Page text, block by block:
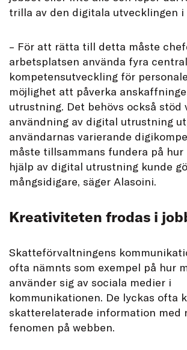
trilla av den digitala utvecklingen i
– För att rätta till detta måste
arbetsplatsen använda fyra
kompetensutveckling för
möjlighet att påverka
utrustning. Det behövs också stöd
användning av digital utrustning
användarnas varierande
måste tillsammans fundera på hur
hjälp av digital utrustning kunde
mångsidigare, säger Alasoini.
Kreativiteten frodas i
Skatteförvaltningens
ofta nämnts som exempel på hur
använder sig av sociala medier i
kommunikationen. De lyckas ofta
skatterelaterade information med
fenomen på webben.